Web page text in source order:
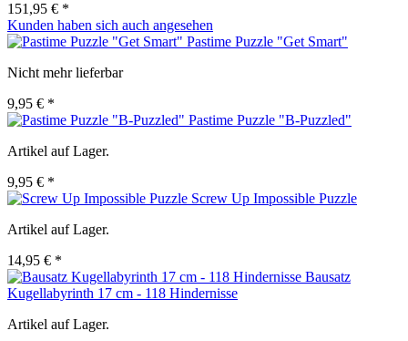
151,95 € *
Kunden haben sich auch angesehen
Pastime Puzzle "Get Smart"
Nicht mehr lieferbar
9,95 € *
Pastime Puzzle "B-Puzzled"
Artikel auf Lager.
9,95 € *
Screw Up Impossible Puzzle
Artikel auf Lager.
14,95 € *
Bausatz
Kugellabyrinth 17 cm - 118 Hindernisse
Artikel auf Lager.